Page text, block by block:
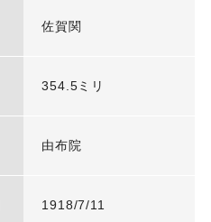
佐賀関
354.5ミリ
由布院
1918/7/11